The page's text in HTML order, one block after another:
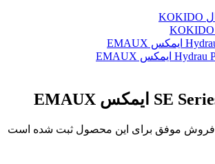
فروش موفق برای این محصول ثبت شده است